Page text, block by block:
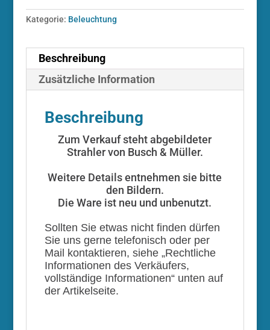
Kategorie: Beleuchtung
Beschreibung
Zusätzliche Information
Beschreibung
Zum Verkauf steht abgebildeter
Strahler von Busch & Müller.
Weitere Details entnehmen sie bitte
den Bildern.
Die Ware ist neu und unbenutzt.
Sollten Sie etwas nicht finden dürfen
Sie uns gerne telefonisch oder per
Mail kontaktieren, siehe „Rechtliche
Informationen des Verkäufers,
vollständige Informationen“ unten auf
der Artikelseite.